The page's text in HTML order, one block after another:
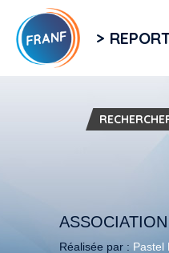
>
Réalisée par : Pastel